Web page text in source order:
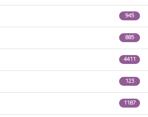
945
885
4411
123
1187